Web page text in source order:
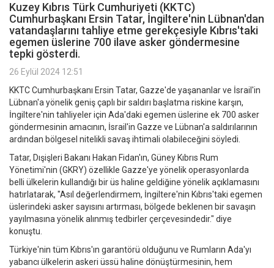
Kuzey Kıbrıs Türk Cumhuriyeti (KKTC)
Cumhurbaşkanı Ersin Tatar, İngiltere'nin Lübnan'dan
vatandaşlarını tahliye etme gerekçesiyle Kıbrıs'taki
egemen üslerine 700 ilave asker göndermesine
tepki gösterdi.
26 Eylül 2024 12:51
KKTC Cumhurbaşkanı Ersin Tatar, Gazze'de yaşananlar ve İsrail'in
Lübnan'a yönelik geniş çaplı bir saldırı başlatma riskine karşın,
İngiltere'nin tahliyeler için Ada'daki egemen üslerine ek 700 asker
göndermesinin amacının, İsrail'in Gazze ve Lübnan'a saldırılarının
ardından bölgesel nitelikli savaş ihtimali olabileceğini söyledi.
Tatar, Dışişleri Bakanı Hakan Fidan'ın, Güney Kıbrıs Rum
Yönetimi'nin (GKRY) özellikle Gazze'ye yönelik operasyonlarda
belli ülkelerin kullandığı bir üs haline geldiğine yönelik açıklamasını
hatırlatarak, "Asıl değerlendirmem, İngiltere'nin Kıbrıs'taki egemen
üslerindeki asker sayısını artırması, bölgede beklenen bir savaşın
yayılmasına yönelik alınmış tedbirler çerçevesindedir." diye
konuştu.
Türkiye'nin tüm Kıbrıs'ın garantörü olduğunu ve Rumların Ada'yı
yabancı ülkelerin askeri üssü haline dönüştürmesinin, hem